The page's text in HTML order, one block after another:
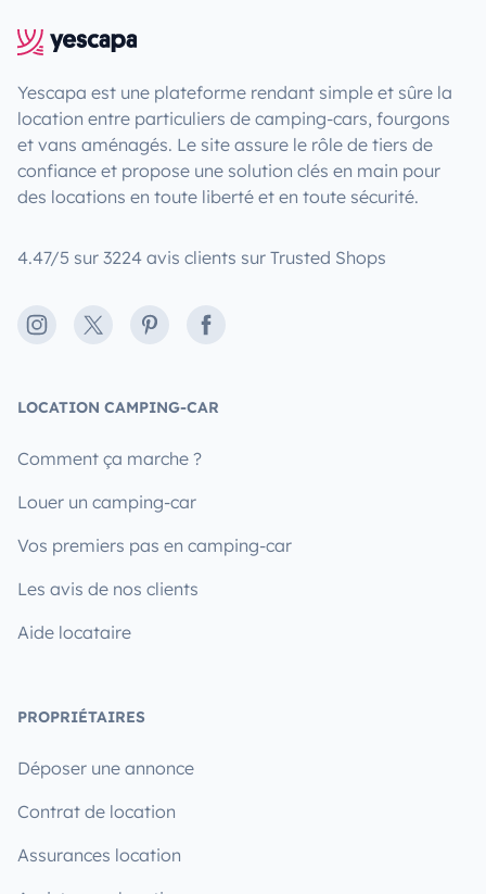
Yescapa est une plateforme rendant simple et sûre la
location entre particuliers de camping-cars, fourgons
et vans aménagés. Le site assure le rôle de tiers de
confiance et propose une solution clés en main pour
des locations en toute liberté et en toute sécurité.
4.47/5 sur 3224 avis clients sur Trusted Shops
Instagram
X PinterestFacebook
LOCATION CAMPING-CAR
Comment ça marche ?
Louer un camping-car
Vos premiers pas en camping-car
Les avis de nos clients
Aide locataire
PROPRIÉTAIRES
Déposer une annonce
Contrat de location
Assurances location